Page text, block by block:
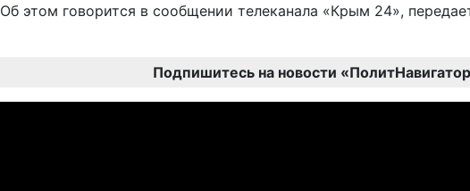
Об этом говорится в сообщении телеканала «Крым 24»,
Подпишитесь на новости